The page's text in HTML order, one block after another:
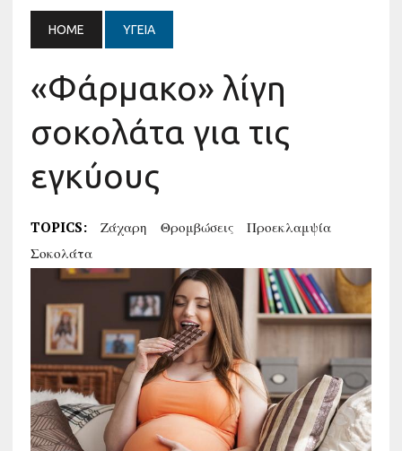
HOME ΥΓΕΊΑ
«Φάρμακο» λίγη
σοκολάτα για τις
εγκύους
TOPICS: Ζάχαρη Θρομβώσεις
Προεκλαμψία
Σοκολάτα